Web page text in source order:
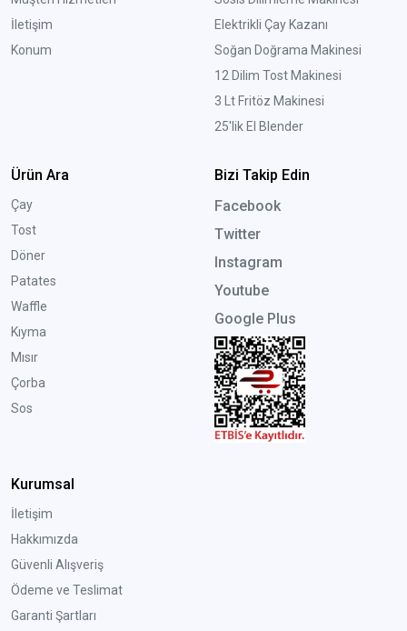
İletişim
Konum
Elektrikli Çay Kazanı
Soğan Doğrama Makinesi
12 Dilim Tost Makinesi
3 Lt Fritöz Makinesi
25'lik El Blender
Ürün Ara
Çay
Tost
Döner
Patates
Waffle
Kıyma
Mısır
Çorba
Sos
Bizi Takip Edin
Facebook
Twitter
Instagram
Youtube
Google Plus
Kurumsal
İletişim
Hakkımızda
Güvenli Alışveriş
Ödeme ve Teslimat
Garanti Şartları